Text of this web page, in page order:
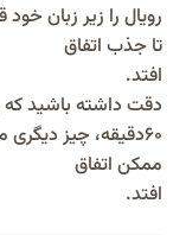
رویال را زیر زبان
تا جذب اتفاق
افتد.
۶۰دقیقه، چیز
ممکن اتفاق
افتد.